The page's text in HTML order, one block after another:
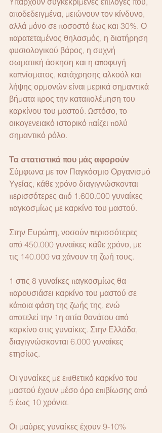
αποδεδειγμένα, μειώνουν τον κίνδυνο,
αλλά μόνο σε ποσοστό έως και 30%. Ο
παρατεταμένος θηλασμός, η διατήρηση
φυσιολογικού βάρος, η συχνή
σωματική άσκηση και η αποφυγή
καπνίσματος, κατάχρησης αλκοόλ και
λήψης ορμονών είναι μερικά σημαντικά
βήματα προς την καταπολέμηση του
καρκίνου του μαστού. Ωστόσο, το
οικογενειακό ιστορικό παίζει πολύ
σημαντικό ρόλο.
Τα στατιστικά που μάς αφορούν
Σύμφωνα με τον Παγκόσμιο Οργανισμό
Υγείας, κάθε χρόνο διαγιγνώσκονται
περισσότερες από 1.600.000 γυναίκες
παγκοσμίως με καρκίνο του μαστού.
Στην Ευρώπη, νοσούν περισσότερες
από 450.000 γυναίκες κάθε χρόνο, με
τις 140.000 να χάνουν τη ζωή τους.
1 στις 8 γυναίκες παγκοσμίως θα
παρουσιάσει καρκίνο του μαστού σε
κάποια φάση της ζωής της, ενώ
αποτελεί την 1η αιτία θανάτου από
καρκίνο στις γυναίκες. Στην Ελλάδα,
διαγιγνώσκονται 6.000 γυναίκες
ετησίως.
Οι γυναίκες με επιθετικό καρκίνο του
μαστού έχουν μέσο όρο επιβίωσης από
5 έως 10 χρόνια.
Οι μαύρες γυναίκες έχουν 9-10%